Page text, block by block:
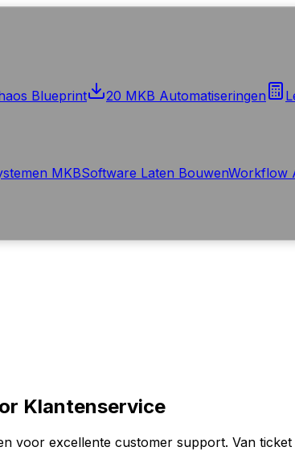
Blueprint 20 MKB Automatiseringen
MKBSoftware Laten BouwenWorkflow
Klantenservice
voor excellente customer support. Van